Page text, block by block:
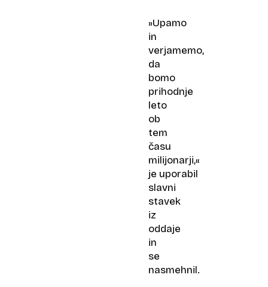
»Upamo
in
verjamemo,
da
bomo
prihodnje
leto
ob
tem
času
milijonarji,«
je uporabil
slavni
stavek
iz
oddaje
in
se
nasmehnil.